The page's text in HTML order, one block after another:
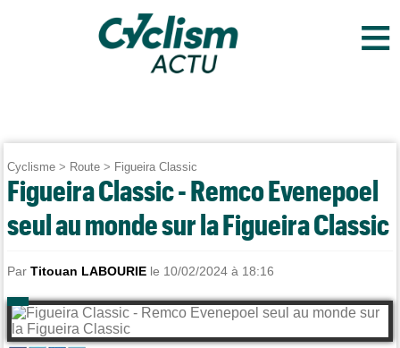
≡
Cyclisme > Route > Figueira Classic
Figueira Classic - Remco Evenepoel
seul au monde sur la Figueira Classic
ParTitouan LABOURIE le 10/02/2024 à 18:16